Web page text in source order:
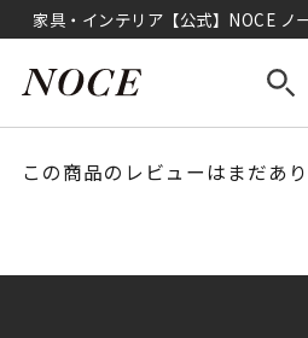
家具・インテリア【公式】NOCE ノ
この商品のレビューはまだあり